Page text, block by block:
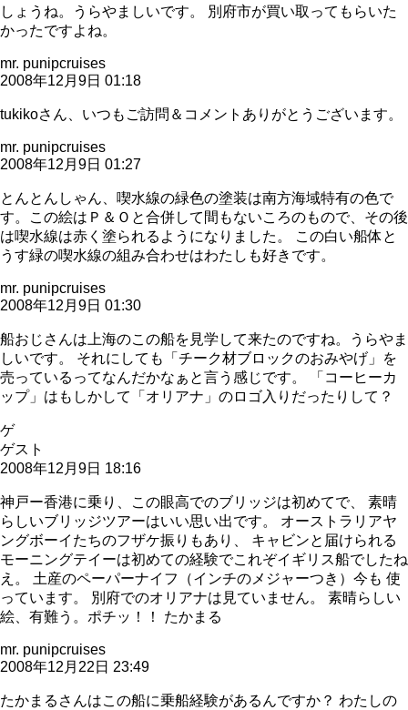
しょうね。うらやましいです。 別府市が買い取ってもらいた
かったですよね。
mr. punipcruises
2008年12月9日 01:18
tukikoさん、いつもご訪問＆コメントありがとうございます。
mr. punipcruises
2008年12月9日 01:27
とんとんしゃん、喫水線の緑色の塗装は南方海域特有の色で
す。この絵はＰ＆Ｏと合併して間もないころのもので、その後
は喫水線は赤く塗られるようになりました。 この白い船体と
うす緑の喫水線の組み合わせはわたしも好きです。
mr. punipcruises
2008年12月9日 01:30
船おじさんは上海のこの船を見学して来たのですね。うらやま
しいです。 それにしても「チーク材ブロックのおみやげ」を
売っているってなんだかなぁと言う感じです。 「コーヒーカ
ップ」はもしかして「オリアナ」のロゴ入りだったりして？
ゲ
ゲスト
2008年12月9日 18:16
神戸ー香港に乗り、この眼高でのブリッジは初めてで、 素晴
らしいブリッジツアーはいい思い出です。 オーストラリアヤ
ングボーイたちのフザケ振りもあり、 キャビンと届けられる
モーニングテイーは初めての経験でこれぞイギリス船でしたね
え。 土産のペーパーナイフ（インチのメジャーつき）今も 使
っています。 別府でのオリアナは見ていません。 素晴らしい
絵、有難う。ポチッ！！ たかまる
mr. punipcruises
2008年12月22日 23:49
たかまるさんはこの船に乗船経験があるんですか？ わたしの